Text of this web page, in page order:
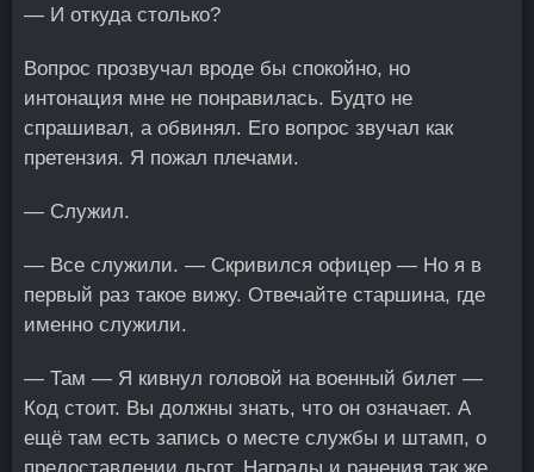
— И откуда столько?
Вопрос прозвучал вроде бы спокойно, но
интонация мне не понравилась. Будто не
спрашивал, а обвинял. Его вопрос звучал как
претензия. Я пожал плечами.
— Служил.
— Все служили. — Скривился офицер — Но я в
первый раз такое вижу. Отвечайте старшина, где
именно служили.
— Там — Я кивнул головой на военный билет —
Код стоит. Вы должны знать, что он означает. А
ещё там есть запись о месте службы и штамп, о